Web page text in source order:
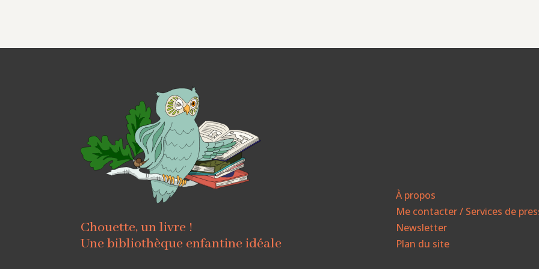
Chouette, un livre !
Une bibliothèque enfantine idéale
À propos
Me contacter / Services de
Newsletter
Plan du site